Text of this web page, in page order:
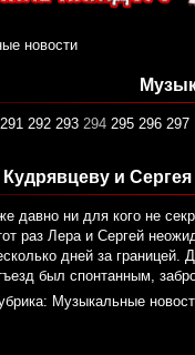
новости
291 292 293 294 295 296 297
и
давно ни для кого не
раз Лера и Сергей
дней за границей.
был спонтанным,
Музыкальные